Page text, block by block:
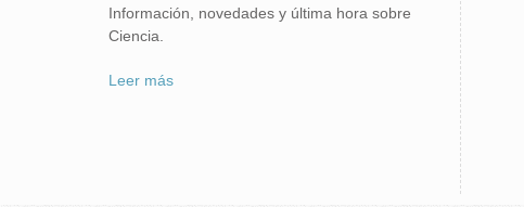
Información, novedades y última hora sobre
Ciencia.
Leer más